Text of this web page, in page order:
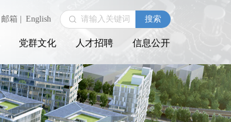
English
邮箱
党群文化 人才招聘 信息公开